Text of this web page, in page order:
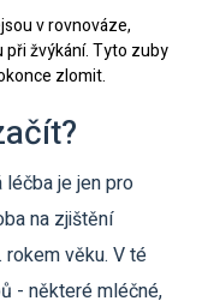
v rovnováze,
žvýkání. Tyto zuby
zlomit.
je jen pro
na zjištění
věku. V té
- některé mléčné,